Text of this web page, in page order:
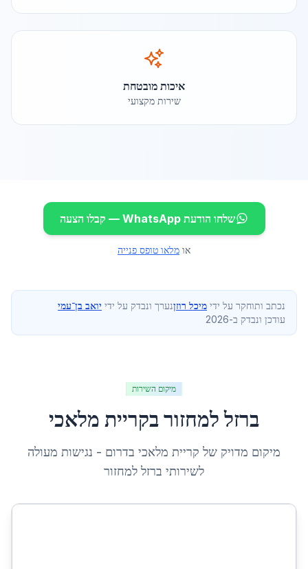
איכות מובטחת
שירות מקצועי
שלחו הודעת WhatsApp — קבלו הצעה
או מלאו טופס פנייה
נכתב ותוחקר על ידי מיכל רוזןנערך ונבדק על ידי יואב בן־עמי
עודכן ונבדק ב-2026
מיקום השירות
ברזל למחזורבקריית מלאכי
מיקום מדויק של קריית מלאכי בדרום - נגישות מעולה
לשירותי ברזל למחזור